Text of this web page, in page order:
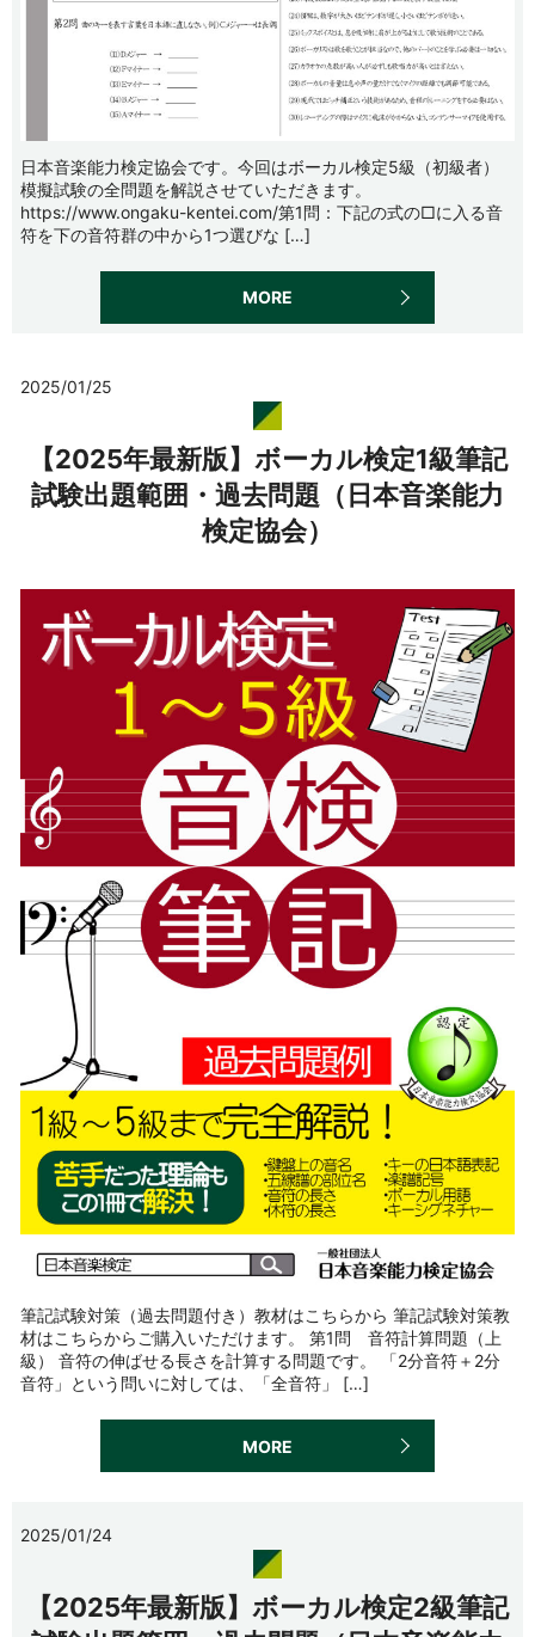
日本音楽能力検定協会です。今回はボーカル検定5級（初級者）
模擬試験の全問題を解説させていただきます。
https://www.ongaku-kentei.com/第1問：下記の式の□に入る音
符を下の音符群の中から1つ選びな […]
MORE
2025/01/25
【2025年最新版】ボーカル検定1級筆記
試験出題範囲・過去問題（日本音楽能力
検定協会）
筆記試験対策（過去問題付き）教材はこちらから 筆記試験対策教
材はこちらからご購入いただけます。 第1問 音符計算問題（上
級） 音符の伸ばせる長さを計算する問題です。 「2分音符＋2分
音符」という問いに対しては、「全音符」 […]
MORE
2025/01/24
【2025年最新版】ボーカル検定2級筆記